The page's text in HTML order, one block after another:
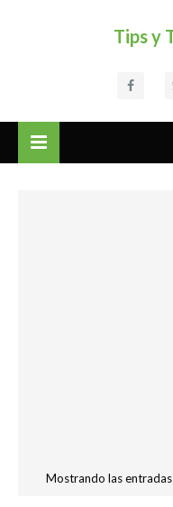
Tips y
Mostrando las